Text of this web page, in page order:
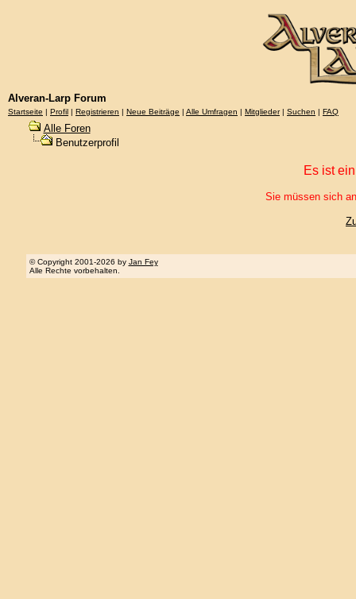
Alveran-Larp Forum
Startseite | Profil | Registrieren | Neue Beiträge | Alle Umfragen | Mitglieder| Suchen | FAQ
Alle Foren
Benutzerprofil
Es ist
Sie müssen sich
© Copyright 2001-2026 by Jan Fey
Alle Rechte vorbehalten.